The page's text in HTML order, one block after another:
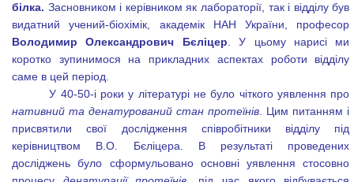
білка. Засновником і керівником як лабораторії, так і відділу був
видатний учений-біохімік, академік НАН України, професор
Володимир Олександрович Бєліцер. У цьому нарисі ми
коротко зупинимося на прикладних аспектах роботи відділу
саме в цей період.
У 40-50-і роки у літературі не було чіткого уявлення про
нативний та денатурований стан протеїнів. Цим питанням і
присвятили свої дослідження співробітники відділу під
керівництвом В.О. Бєліцера. В результаті проведених
досліджень було сформульовано основні уявлення стосовно